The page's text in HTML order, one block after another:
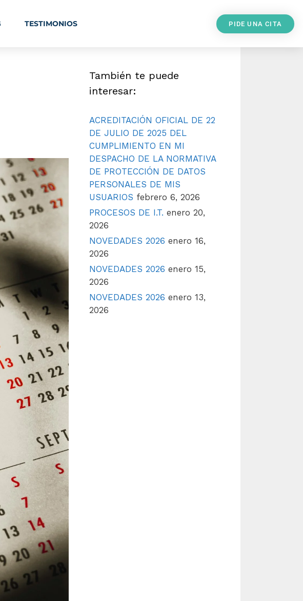
TESTIMONIOS PIDE UNA CITA
También te puede
interesar:
ACREDITACIÓN OFICIAL DE 22
DE JULIO DE 2025 DEL
CUMPLIMIENTO EN MI
DESPACHO DE LA NORMATIVA
DE PROTECCIÓN DE DATOS
PERSONALES DE MIS
USUARIOS febrero 6, 2026
PROCESOS DE I.T. enero 20,
2026
NOVEDADES 2026 enero 16,
2026
NOVEDADES 2026 enero 15,
2026
NOVEDADES 2026 enero 13,
2026